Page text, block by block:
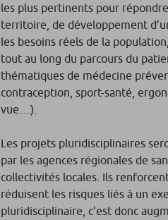
les plus pertinents pour
territoire, de développement
les besoins réels de la
tout au long du parcours du
thématiques de médecine
contraception, sport-santé,
vue…).
Les projets pluridisciplinaires
par les agences régionales de
collectivités locales. Ils
réduisent les risques liés à un
pluridisciplinaire, c’est donc